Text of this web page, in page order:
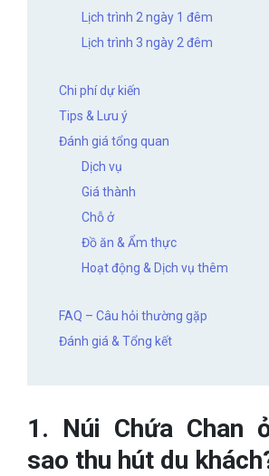
Lịch trình 2 ngày 1 đêm
Lịch trình 3 ngày 2 đêm
Chi phí dự kiến
Tips & Lưu ý
Đánh giá tổng quan
Dịch vụ
Giá thành
Chỗ ở
Đồ ăn & Ẩm thực
Hoạt động & Dịch vụ thêm
FAQ – Câu hỏi thường gặp
Đánh giá & Tổng kết
1. Núi Chứa Chan
sao thu hút du